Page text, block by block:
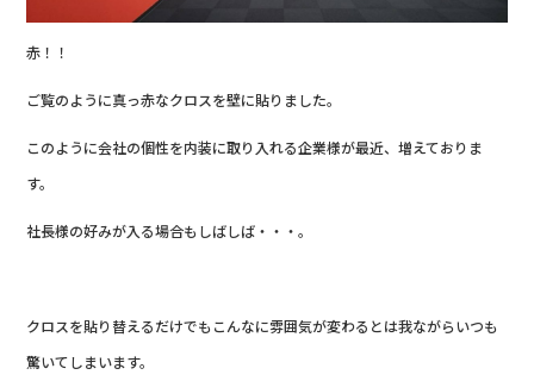
赤！！
ご覧のように真っ赤なクロスを壁に貼りました。
このように会社の個性を内装に取り入れる企業様が最近、増えておりま
す。
社長様の好みが入る場合もしばしば・・・。
クロスを貼り替えるだけでもこんなに雰囲気が変わるとは我ながらいつも
驚いてしまいます。